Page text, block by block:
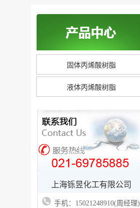
固体丙烯酸树脂
液体丙烯酸树脂
上海铄昱化工有限公司
手机：15021248910(周经理)